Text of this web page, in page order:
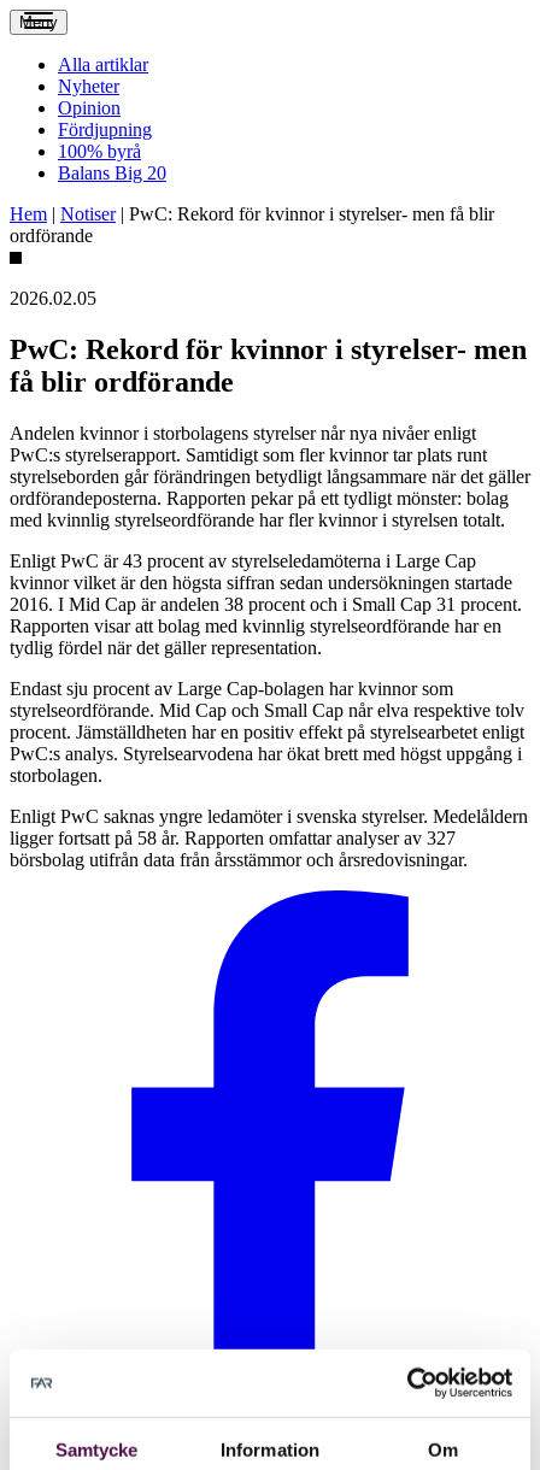
Samtycke Information Om
Meny
Alla artiklar
Nyheter
Opinion
Fördjupning
100% byrå
Balans Big 20
Hem | Notiser| PwC: Rekord för kvinnor i styrelser- men få blir
ordförande
2026.02.05
PwC: Rekord för kvinnor i styrelser- men
få blir ordförande
Andelen kvinnor i storbolagens styrelser når nya nivåer enligt
PwC:s styrelserapport. Samtidigt som fler kvinnor tar plats runt
styrelseborden går förändringen betydligt långsammare när det gäller
ordförandeposterna. Rapporten pekar på ett tydligt mönster: bolag
med kvinnlig styrelseordförande har fler kvinnor i styrelsen totalt.
Enligt PwC är 43 procent av styrelseledamöterna i Large Cap
kvinnor vilket är den högsta siffran sedan undersökningen startade
2016. I Mid Cap är andelen 38 procent och i Small Cap 31 procent.
Rapporten visar att bolag med kvinnlig styrelseordförande har en
tydlig fördel när det gäller representation.
Endast sju procent av Large Cap-bolagen har kvinnor som
styrelseordförande. Mid Cap och Small Cap når elva respektive tolv
procent. Jämställdheten har en positiv effekt på styrelsearbetet enligt
PwC:s analys. Styrelsearvodena har ökat brett med högst uppgång i
storbolagen.
Enligt PwC saknas yngre ledamöter i svenska styrelser. Medelåldern
ligger fortsatt på 58 år. Rapporten omfattar analyser av 327
börsbolag utifrån data från årsstämmor och årsredovisningar.